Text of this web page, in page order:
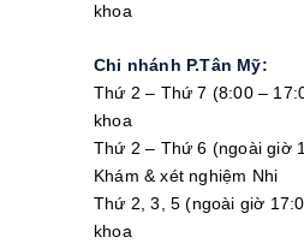
khoa
Chi nhánh P.Tân Mỹ:
Thứ 2 – Thứ 7 (8:00 –
khoa
Thứ 2 – Thứ 6 (ngoài giờ
Khám & xét nghiệm Nhi
Thứ 2, 3, 5 (ngoài giờ
khoa